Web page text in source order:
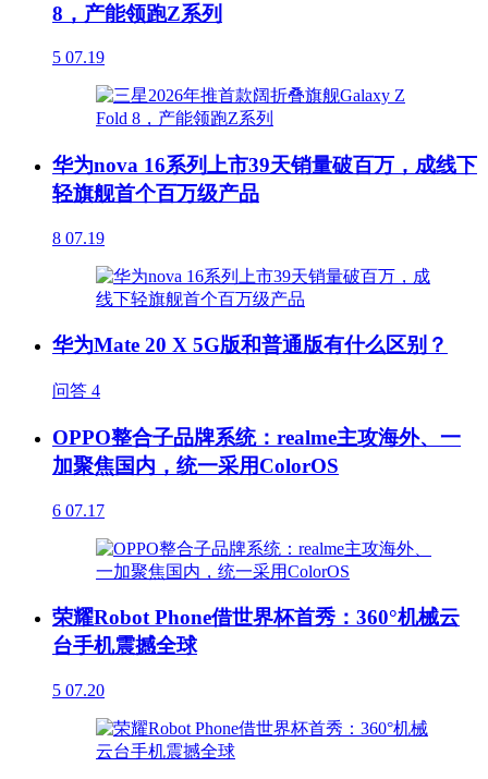
8，产能领跑Z系列
5 07.19
华为nova 16系列上市39天销量破百万，成线下
轻旗舰首个百万级产品
8 07.19
华为Mate 20 X 5G版和普通版有什么区别？
问答 4
OPPO整合子品牌系统：realme主攻海外、一
加聚焦国内，统一采用ColorOS
6 07.17
荣耀Robot Phone借世界杯首秀：360°机械云
台手机震撼全球
5 07.20